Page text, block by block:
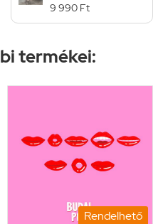
9 990 Ft
termékei:
Rendelhető